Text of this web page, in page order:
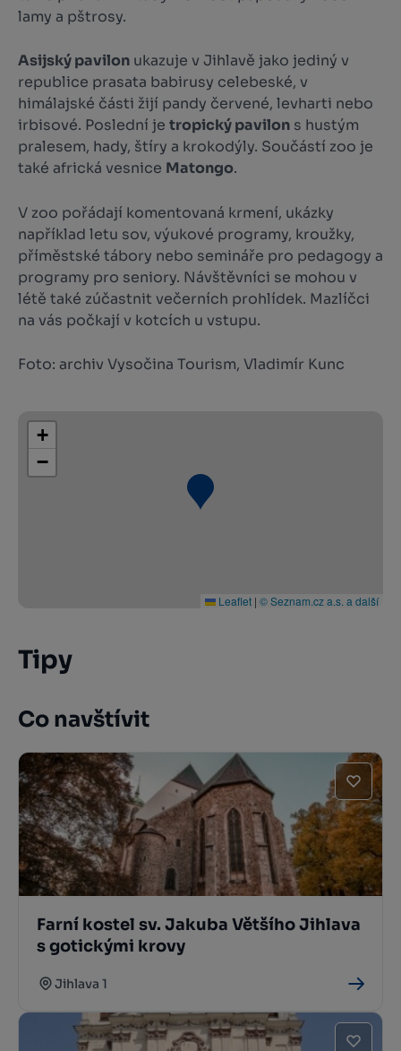
lamy a pštrosy.
Asijský pavilon ukazuje v Jihlavě jako jediný v
republice prasata babirusy celebeské, v
himálajské části žijí pandy červené, levharti nebo
irbisové. Poslední je tropický pavilon s hustým
pralesem, hady, štíry a krokodýly. Součástí zoo je
také africká vesnice Matongo.
V zoo pořádají komentovaná krmení, ukázky
například letu sov, výukové programy, kroužky,
příměstské tábory nebo semináře pro pedagogy a
programy pro seniory. Návštěvníci se mohou v
létě také zúčastnit večerních prohlídek. Mazlíčci
na vás počkají v kotcích u vstupu.
Foto: archiv Vysočina Tourism, Vladimír Kunc
+
−
Leaflet | © Seznam.cz a.s. a další
Tipy
Co navštívit
Farní kostel sv. Jakuba Většího Jihlava
s gotickými krovy
Jihlava 1